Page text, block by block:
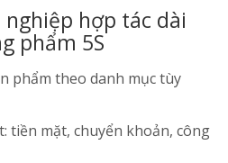
hợp tác dài
phẩm 5S
phẩm theo danh mục tùy
tiền mặt, chuyển khoản, công